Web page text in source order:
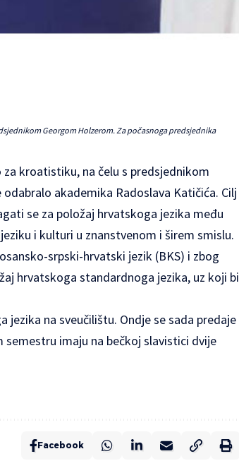
Georgom Holzerom. Za počasnoga predsjednika
kroatistiku, na čelu s predsjednikom
akademika Radoslava Katičića. Cilj
se za položaj hrvatskoga jezika među
i kulturi u znanstvenom i širem smislu.
srpski-hrvatski jezik (BKS) i zbog
hrvatskoga standardnoga jezika, uz koji bi
na sveučilištu. Ondje se sada predaje
imaju na bečkoj slavistici dvije
Facebook